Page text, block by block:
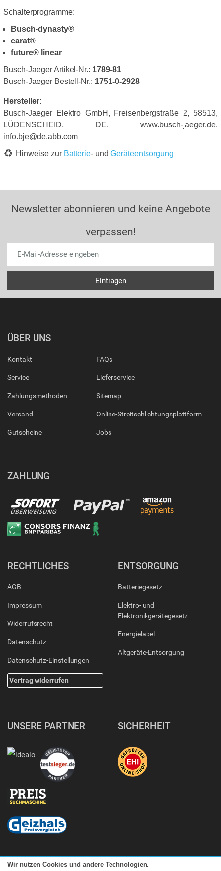
Schalterprogramme:
Busch-dynasty®
carat®
future® linear
Busch-Jaeger Artikel-Nr.: 1789-81
Busch-Jaeger Bestell-Nr.: 1751-0-2928
Hersteller:
Busch-Jaeger Elektro GmbH, Freisenbergstraße 2, 58513,
LÜDENSCHEID, DE, www.busch-jaeger.de,
info.bje@de.abb.com
Hinweise zur Batterie- und Geräteentsorgung
Newsletter abonnieren und keine Angebote
verpassen!
ÜBER UNS
Kontakt
Service
Zahlungsmethoden
Versand
Gutscheine
FAQs
Lieferservice
Sitemap
Online-Streitschlichtungsplattform
Jobs
ZAHLUNG
RECHTLICHES
AGB
Impressum
Widerrufsrecht
Datenschutz
Datenschutz-Einstellungen
Vertrag widerrufen
ENTSORGUNG
Batteriegesetz
Elektro- und
Elektronikgerätegesetz
Energielabel
Altgeräte-Entsorgung
UNSERE PARTNER SICHERHEIT
Wir nutzen Cookies und andere Technologien.